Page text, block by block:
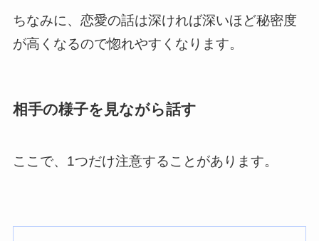
ちなみに、恋愛の話は深ければ深いほど秘密度
が高くなるので惚れやすくなります。
相手の様子を見ながら話す
ここで、1つだけ注意することがあります。